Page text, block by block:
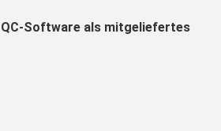
QC-Software als mitgeliefertes